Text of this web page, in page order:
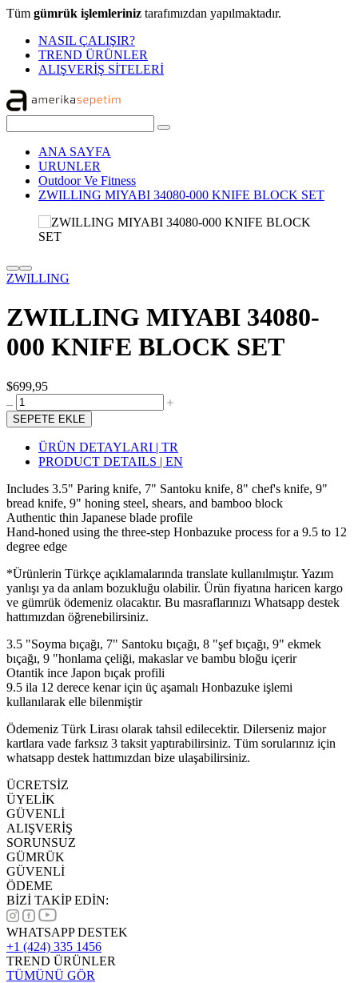
Tüm gümrük işlemleriniz tarafımızdan yapılmaktadır.
NASIL ÇALIŞIR?
TREND ÜRÜNLER
ALIŞVERİŞ SİTELERİ
ANA SAYFA
URUNLER
Outdoor Ve Fitness
ZWILLING MIYABI 34080-000 KNIFE BLOCK SET
ZWILLING
ZWILLING MIYABI 34080-
000 KNIFE BLOCK SET
$699,95
SEPETE EKLE
ÜRÜN DETAYLARI | TR
PRODUCT DETAILS | EN
Includes 3.5" Paring knife, 7" Santoku knife, 8" chef's knife, 9"
bread knife, 9" honing steel, shears, and bamboo block
Authentic thin Japanese blade profile
Hand-honed using the three-step Honbazuke process for a 9.5 to 12
degree edge
*Ürünlerin Türkçe açıklamalarında translate kullanılmıştır. Yazım
yanlışı ya da anlam bozukluğu olabilir. Ürün fiyatına haricen kargo
ve gümrük ödemeniz olacaktır. Bu masraflarınızı Whatsapp destek
hattımızdan öğrenebilirsiniz.
3.5 "Soyma bıçağı, 7" Santoku bıçağı, 8 "şef bıçağı, 9" ekmek
bıçağı, 9 "honlama çeliği, makaslar ve bambu bloğu içerir
Otantik ince Japon bıçak profili
9.5 ila 12 derece kenar için üç aşamalı Honbazuke işlemi
kullanılarak elle bilenmiştir
Ödemeniz Türk Lirası olarak tahsil edilecektir. Dilerseniz major
kartlara vade farksız 3 taksit yaptırabilirsiniz. Tüm sorularınız için
whatsapp destek hattımızdan bize ulaşabilirsiniz.
ÜCRETSİZ
ÜYELİK
GÜVENLİ
ALIŞVERİŞ
SORUNSUZ
GÜMRÜK
GÜVENLİ
ÖDEME
BİZİ TAKİP EDİN:
WHATSAPP DESTEK
+1 (424) 335 1456
TREND ÜRÜNLER
TÜMÜNÜ GÖR